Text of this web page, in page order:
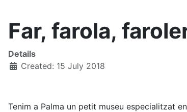
Far, farola,
Details
Created: 15 July 2018
Tenim a Palma un petit museu especialitzat